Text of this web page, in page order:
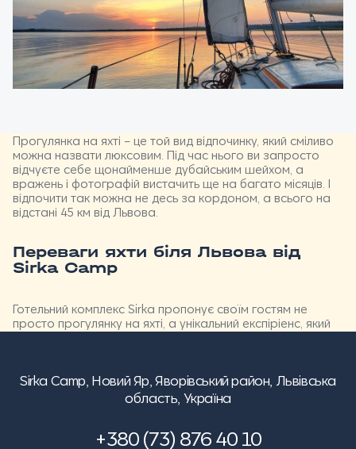
Прогулянка на яхті – це той вид відпочинку, який сміливо
можна назвати люксовим. Під час нього ви запросто
відчуєте себе щонайменше дубайським шейхом, а
вражень і фотографій вистачить ще на багато місяців. І
відпочити так можна не десь за кордоном, а всього на
відстані 45 км від Львова.
Переваги яхти біля Львова від
Sirka Camp
Готельний комплекс Sirka пропонує своїм гостям не
просто прогулянку на яхті, а унікальний експіріенс, який
Sasanka 620 (Зефірка) – судно довжиною у 6,2
дітьми. Компактна та швидка.
Sirka Camp, Новий Яр, Яворівський район, Львівська
область, Україна
+380 (73) 876 40 10